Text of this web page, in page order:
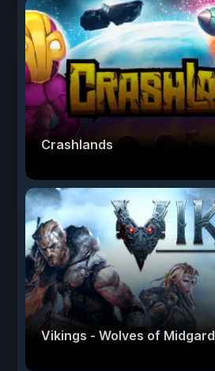
Crashlands
Vikings - Wolves of Midgard